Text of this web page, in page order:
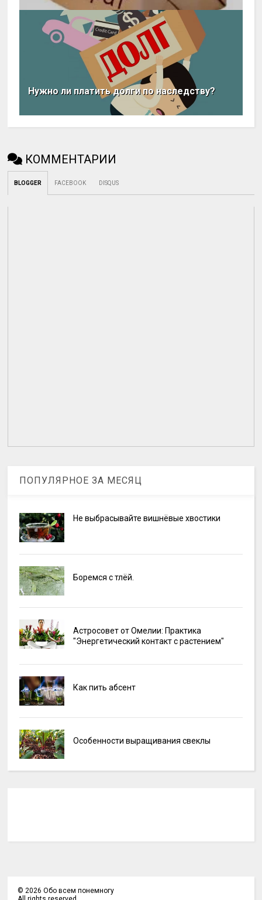
Нужно ли платить долги по наследству?
КОММЕНТАРИИ
BLOGGER FACEBOOK DISQUS
ПОПУЛЯРНОЕ ЗА МЕСЯЦ
Не выбрасывайте вишнёвые хвостики
Боремся с тлёй.
Астросовет от Омелии: Практика
"Энергетический контакт с растением"
Как пить абсент
Особенности выращивания свеклы
© 2026 Обо всем понемногу